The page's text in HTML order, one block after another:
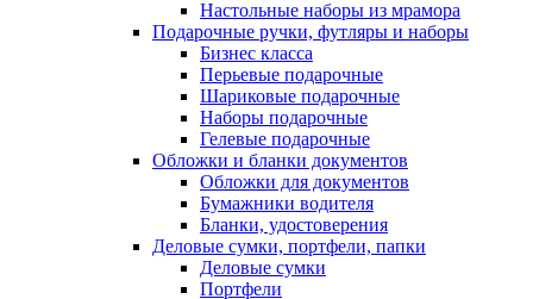
Настольные наборы из мрамора
Подарочные ручки, футляры и наборы
Бизнес класса
Перьевые подарочные
Шариковые подарочные
Наборы подарочные
Гелевые подарочные
Обложки и бланки документов
Обложки для документов
Бумажники водителя
Бланки, удостоверения
Деловые сумки, портфели, папки
Деловые сумки
Портфели